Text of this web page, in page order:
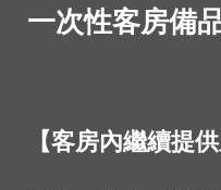
一次性客房備品
【客房內繼續提供